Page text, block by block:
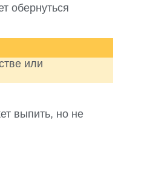
обернуться
или
выпить, но не